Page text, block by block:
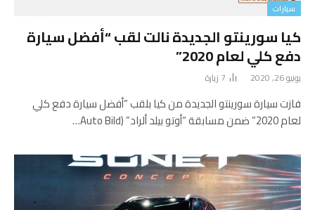
سيارات
كيا سورينتو الجديدة نالت لقب “أفضل سيارة
دفع كلي لعام 2020”
يونيو 26, 2020 7 زيارة
فازت سيارة سورينتو الجديدة من كيا بلقب “أفضل سيارة دفع كلي
لعام 2020” ضمن مسابقة “أوتو بيلد ألراد” (Auto Bild…